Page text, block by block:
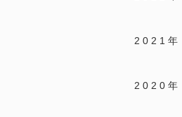
2021年
2020年